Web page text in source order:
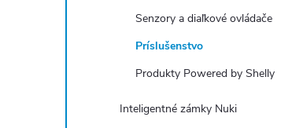
Senzory a diaľkové ovládače
Príslušenstvo
Produkty Powered by Shelly
Inteligentné zámky Nuki